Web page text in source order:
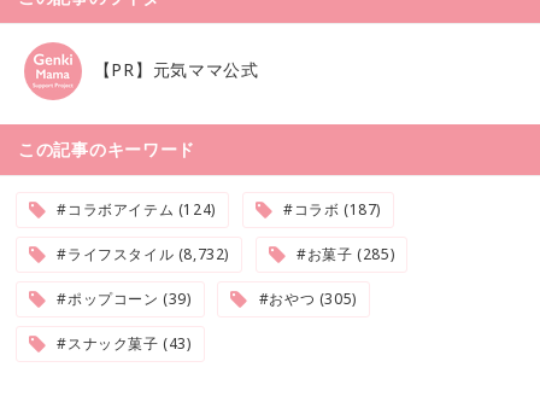
【PR】元気ママ公式
この記事のキーワード
#コラボアイテム (124) #コラボ (187)
#ライフスタイル (8,732) #お菓子 (285)
#ポップコーン (39) #おやつ (305)
#スナック菓子 (43)